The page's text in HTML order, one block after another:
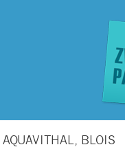
AQUAVITHAL, BLOIS